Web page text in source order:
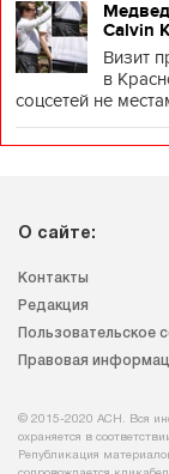
Calvin
Визит
в
соцсетей не
О сайте:
Контакты
Редакция
Пользовательское
Правовая
© 2015-2020 АСН. Вся
охраняется в
Републикация